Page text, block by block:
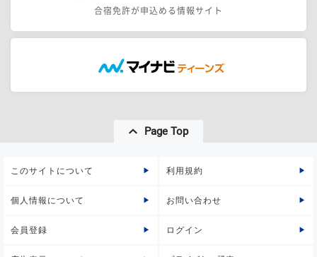
合宿免許が申込める情報サイト
Page Top
このサイトについて 利用規約
個人情報について お問い合わせ
会員登録 ログイン